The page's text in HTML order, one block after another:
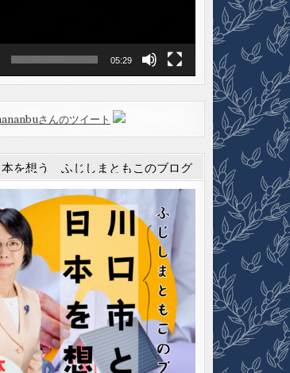
05:29
さんのツイート
本を想う ふじしまともこのブログ